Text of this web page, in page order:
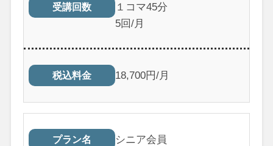
受講回数
１コマ45分
5回/月
税込料金 18,700円/月
プラン名 シニア会員